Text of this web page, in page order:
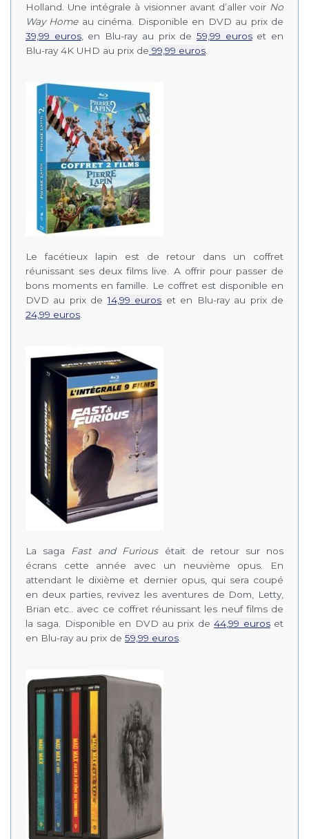
Holland. Une intégrale à visionner avant d’aller voir No
Way Homeau cinéma. Disponible en DVD au prix de
39,99 euros, en Blu-ray au prix de 59,99 euroset en
Blu-ray 4K UHD au prix de 99,99 euros
Le facétieux lapin est de retour dans un coffret
réunissant ses deux films live. A offrir pour passer de
bons moments en famille. Le coffret est disponible en
DVD au prix de14,99 euros et en Blu-ray au prix de
24,99 euros
La saga Fast and Furiousétait de retour sur nos
écrans cette année avec un neuvième opus. En
attendant le dixième et dernier opus, qui sera coupé
en deux parties, revivez les aventures de Dom, Letty,
Brian etc.. avec ce coffret réunissant les neuf films de
la saga. Disponible en DVD au prix de44,99 euroset
en Blu-ray au prix de 59,99 euros